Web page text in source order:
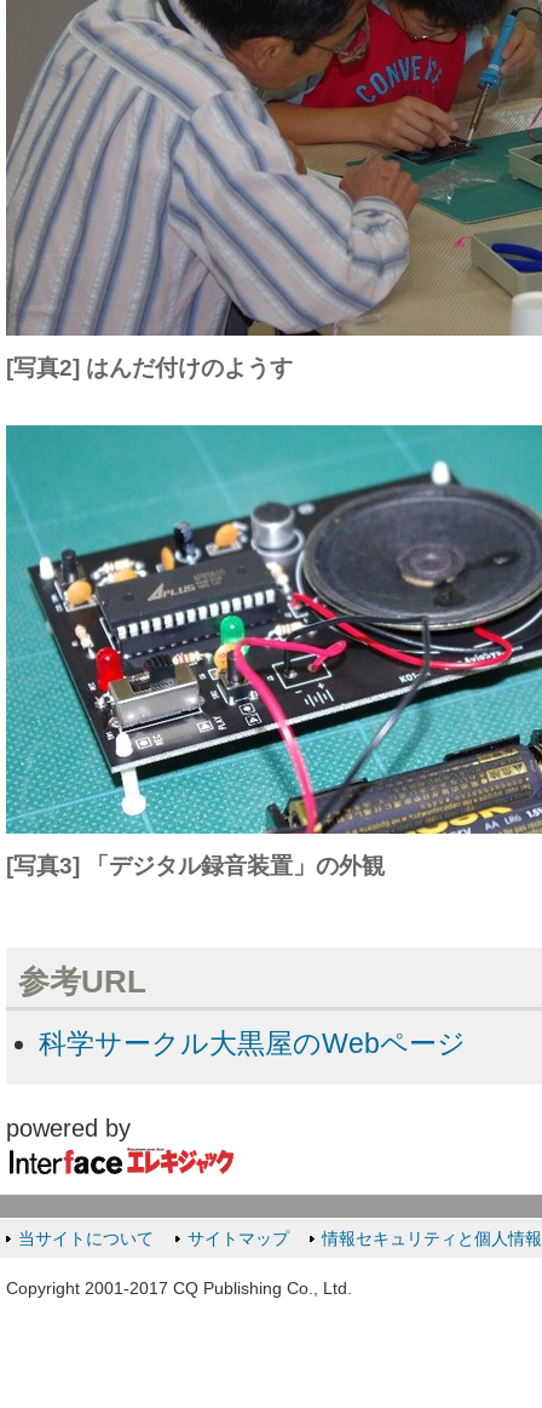
[写真2] はんだ付けのようす
[写真3] 「デジタル録音装置」の外観
参考URL
科学サークル大黒屋のWebページ
powered by
当サイトについて サイトマップ 情報セキュリティと個人情
Copyright 2001-2017 CQ Publishing Co., Ltd.